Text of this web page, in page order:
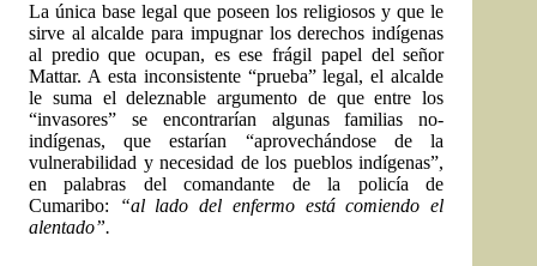
La única base legal que poseen los religiosos y que le
sirve al alcalde para impugnar los derechos indígenas
al predio que ocupan, es ese frágil papel del señor
Mattar. A esta inconsistente “prueba” legal, el alcalde
le suma el deleznable argumento de que entre los
“invasores” se encontrarían algunas familias no-
indígenas, que estarían “aprovechándose de la
vulnerabilidad y necesidad de los pueblos indígenas”,
en palabras del comandante de la policía de
Cumaribo:
“al lado del enfermo está comiendo el
alentado”.